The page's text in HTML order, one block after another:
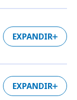
EXPANDIR
EXPANDIR